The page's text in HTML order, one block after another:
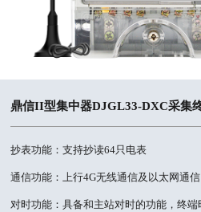
鼎信II型集中器DJGL33-DXC采集
抄表功能：支持抄读64只电表
通信功能：上行4G无线通信及以太网通
对时功能：具备和主站对时的功能，终